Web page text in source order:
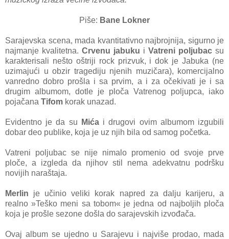
Piše: Bane Lokner
Sarajevska scena, mada kvantitativno najbrojnija, sigurno je
najmanje kvalitetna. Crvenu jabuku i Vatreni poljubac su
karakterisali nešto oštriji rock prizvuk, i dok je Jabuka (ne
uzimajući u obzir tragediju njenih muzičara), komercijalno
vanredno dobro prošla i sa prvim, a i za očekivati je i sa
drugim albumom, dotle je ploča Vatrenog poljupca, iako
pojačana Tifom korak unazad.
Evidentno je da su Mića i drugovi ovim albumom izgubili
dobar deo publike, koja je uz njih bila od samog početka.
Vatreni poljubac se nije nimalo promenio od svoje prve
ploče, a izgleda da njihov stil nema adekvatnu podršku
novijih naraštaja.
Merlin je učinio veliki korak napred za dalju karijeru, a
realno »Teško meni sa tobom« je jedna od najboljih ploča
koja je prošle sezone došla do sarajevskih izvođača.
Ovaj album se ujedno u Sarajevu i najviše prodao, mada